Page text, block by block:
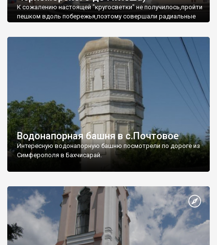
К сожалению настоящей "кругосветки" не получилось,пройти
пешком вдоль побережья,поэтому совершали радиальные
Водонапорная башня в с.Почтовое
Интересную водонапорную башню посмотрели по дороге из
Симферополя в Бахчисарай.